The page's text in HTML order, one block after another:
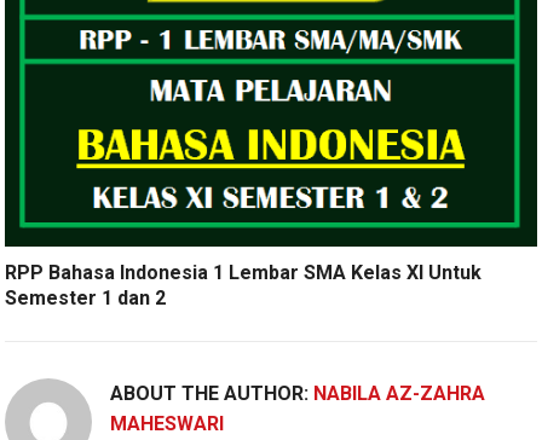
RPP Bahasa Indonesia 1 Lembar SMA Kelas XI Untuk
Semester 1 dan 2
ABOUT THE AUTHOR: NABILA AZ-ZAHRA
MAHESWARI